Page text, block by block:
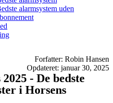
alarmsystem uden
Forfatter: Robin Hansen
Opdateret: januar 30, 2025
- De bedste
i Horsens